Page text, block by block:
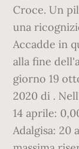
Croce. Un
una
Accadde in
alla fine
giorno 19
2020 di .
14 aprile:
Adalgisa: 20